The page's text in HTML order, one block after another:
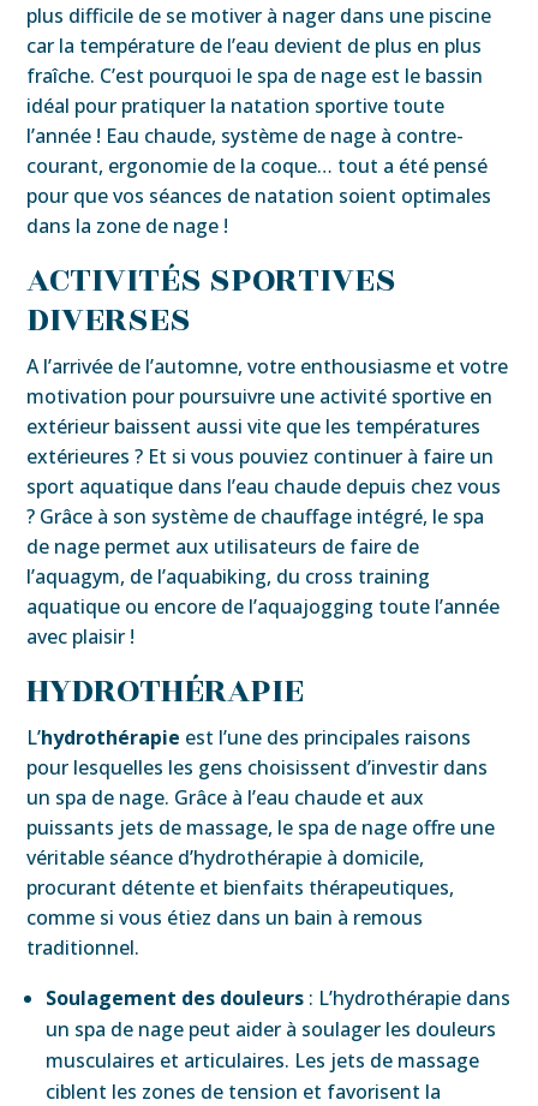
plus difficile de se motiver à nager dans une piscine
car la température de l’eau devient de plus en plus
fraîche. C’est pourquoi le spa de nage est le bassin
idéal pour pratiquer la natation sportive toute
l’année ! Eau chaude, système de nage à contre-
courant, ergonomie de la coque… tout a été pensé
pour que vos séances de natation soient optimales
dans la zone de nage !
ACTIVITÉS SPORTIVES
DIVERSES
A l’arrivée de l’automne, votre enthousiasme et votre
motivation pour poursuivre une activité sportive en
extérieur baissent aussi vite que les températures
extérieures ? Et si vous pouviez continuer à faire un
sport aquatique dans l’eau chaude depuis chez vous
? Grâce à son système de chauffage intégré, le spa
de nage permet aux utilisateurs de faire de
l’aquagym, de l’aquabiking, du cross training
aquatique ou encore de l’aquajogging toute l’année
avec plaisir !
HYDROTHÉRAPIE
L’hydrothérapie est l’une des principales raisons
pour lesquelles les gens choisissent d’investir dans
un spa de nage. Grâce à l’eau chaude et aux
puissants jets de massage, le spa de nage offre une
véritable séance d’hydrothérapie à domicile,
procurant détente et bienfaits thérapeutiques,
comme si vous étiez dans un bain à remous
traditionnel.
Soulagement des douleurs : L’hydrothérapie dans
un spa de nage peut aider à soulager les douleurs
musculaires et articulaires. Les jets de massage
ciblent les zones de tension et favorisent la